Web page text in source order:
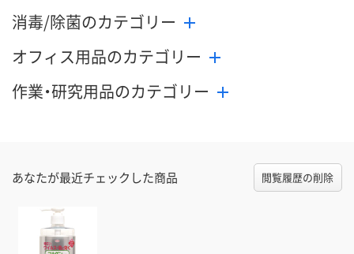
消毒/除菌のカテゴリー
オフィス用品のカテゴリー
作業・研究用品のカテゴリー
あなたが最近チェックした商品 閲覧履歴の削除